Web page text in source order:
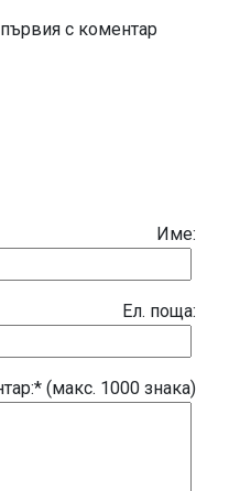
с коментар
Име:
Eл. поща:
(макс. 1000 знака)